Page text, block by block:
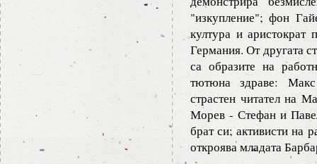
"изкупление"; фон
култура и аристократ
Германия. От другата
са образите на
тютюна здраве: Макс
страстен читател на
Морев - Стефан и
брат си; активисти на
откроява младата